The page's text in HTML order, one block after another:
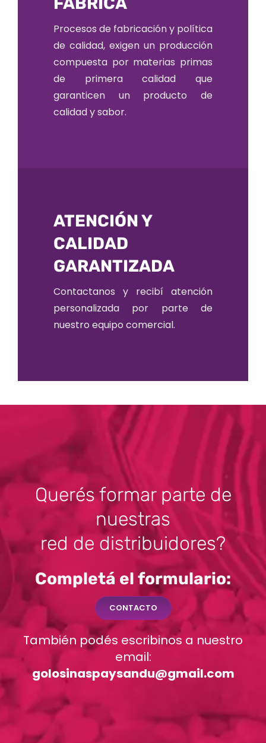
Procesos de fabricación y política
de calidad, exigen un producción
compuesta por materias primas
de primera calidad que
garanticen un producto de
calidad y sabor.
ATENCIÓN Y
CALIDAD
GARANTIZADA
Contactanos y recibí atención
personalizada por parte de
nuestro equipo comercial.
Querés formar parte de
nuestras
red de distribuidores?
Completá el formulario:
CONTACTO
También podés escribinos a nuestro
email:
golosinaspaysandu@gmail.com